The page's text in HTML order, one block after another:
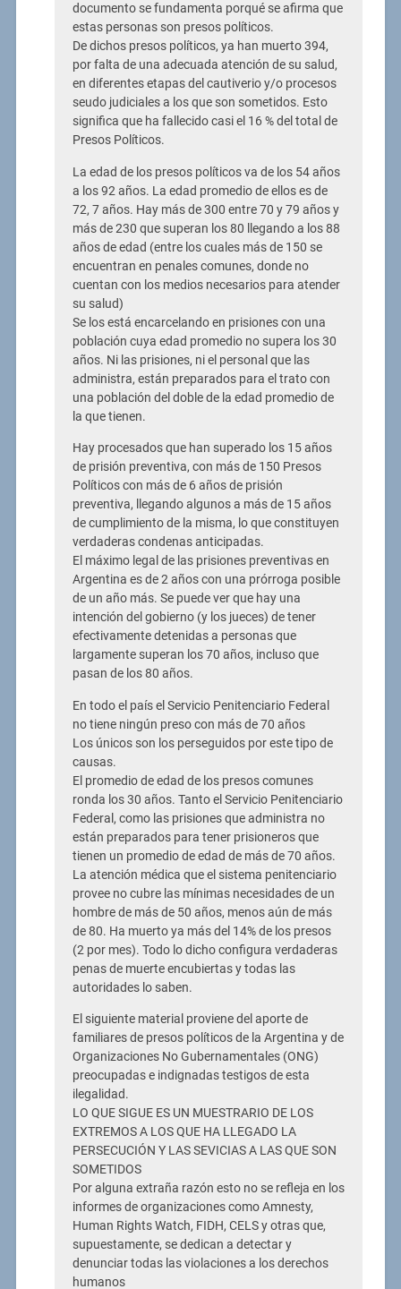
documento se fundamenta porqué se afirma que
estas personas son presos políticos.
De dichos presos políticos, ya han muerto 394,
por falta de una adecuada atención de su salud,
en diferentes etapas del cautiverio y/o procesos
seudo judiciales a los que son sometidos. Esto
significa que ha fallecido casi el 16 % del total de
Presos Políticos.
La edad de los presos políticos va de los 54 años
a los 92 años. La edad promedio de ellos es de
72, 7 años. Hay más de 300 entre 70 y 79 años y
más de 230 que superan los 80 llegando a los 88
años de edad (entre los cuales más de 150 se
encuentran en penales comunes, donde no
cuentan con los medios necesarios para atender
su salud)
Se los está encarcelando en prisiones con una
población cuya edad promedio no supera los 30
años. Ni las prisiones, ni el personal que las
administra, están preparados para el trato con
una población del doble de la edad promedio de
la que tienen.
Hay procesados que han superado los 15 años
de prisión preventiva, con más de 150 Presos
Políticos con más de 6 años de prisión
preventiva, llegando algunos a más de 15 años
de cumplimiento de la misma, lo que constituyen
verdaderas condenas anticipadas.
El máximo legal de las prisiones preventivas en
Argentina es de 2 años con una prórroga posible
de un año más. Se puede ver que hay una
intención del gobierno (y los jueces) de tener
efectivamente detenidas a personas que
largamente superan los 70 años, incluso que
pasan de los 80 años.
En todo el país el Servicio Penitenciario Federal
no tiene ningún preso con más de 70 años
Los únicos son los perseguidos por este tipo de
causas.
El promedio de edad de los presos comunes
ronda los 30 años. Tanto el Servicio Penitenciario
Federal, como las prisiones que administra no
están preparados para tener prisioneros que
tienen un promedio de edad de más de 70 años.
La atención médica que el sistema penitenciario
provee no cubre las mínimas necesidades de un
hombre de más de 50 años, menos aún de más
de 80. Ha muerto ya más del 14% de los presos
(2 por mes). Todo lo dicho configura verdaderas
penas de muerte encubiertas y todas las
autoridades lo saben.
El siguiente material proviene del aporte de
familiares de presos políticos de la Argentina y de
Organizaciones No Gubernamentales (ONG)
preocupadas e indignadas testigos de esta
ilegalidad.
LO QUE SIGUE ES UN MUESTRARIO DE LOS
EXTREMOS A LOS QUE HA LLEGADO LA
PERSECUCIÓN Y LAS SEVICIAS A LAS QUE SON
SOMETIDOS
Por alguna extraña razón esto no se refleja en los
informes de organizaciones como Amnesty,
Human Rights Watch, FIDH, CELS y otras que,
supuestamente, se dedican a detectar y
denunciar todas las violaciones a los derechos
humanos